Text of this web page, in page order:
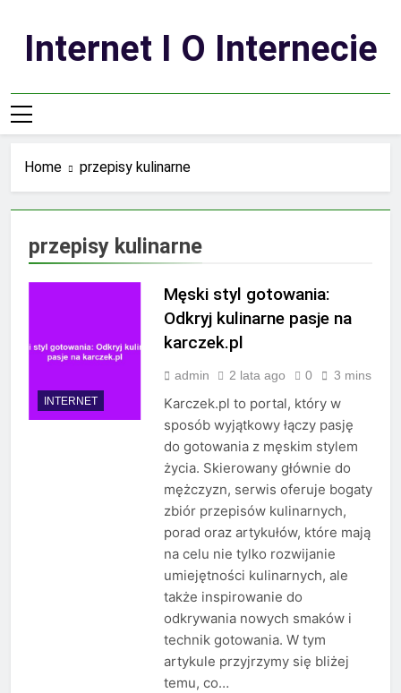
contentInternet I O Internecie
Home przepisy kulinarne
przepisy kulinarne
INTERNET
Męski styl gotowania:
Odkryj kulinarne pasje na
karczek.pl
admin 2 lata ago 0 3 mins
Karczek.pl to portal, który w
sposób wyjątkowy łączy pasję
do gotowania z męskim stylem
życia. Skierowany głównie do
mężczyzn, serwis oferuje bogaty
zbiór przepisów kulinarnych,
porad oraz artykułów, które mają
na celu nie tylko rozwijanie
umiejętności kulinarnych, ale
także inspirowanie do
odkrywania nowych smaków i
technik gotowania. W tym
artykule przyjrzymy się bliżej
temu, co…